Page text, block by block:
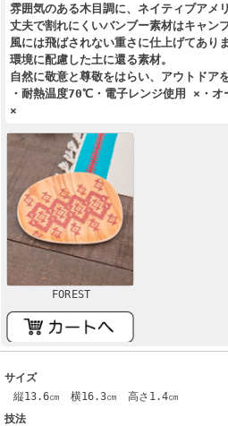
雰囲気のある木目調に、ネイティブアメ
丈夫で割れにくいバンブー素材はキャン
風には飛ばされない重さに仕上げてありま
環境に配慮した土に還る素材。
自然に敬意と尊敬をはらい、アウトドア
・耐熱温度70℃・電子レンジ使用 ×・
×
FOREST
サイズ
縦13.6㎝ 横16.3㎝ 高さ1.4㎝
技法